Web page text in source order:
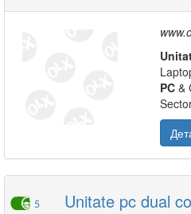
PC &
5 Unitate pc dual